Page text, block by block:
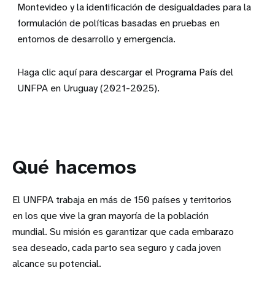
Montevideo y la identificación de desigualdades para la
formulación de políticas basadas en pruebas en
entornos de desarrollo y emergencia.
Haga clicaquípara descargar el Programa País del
UNFPA en Uruguay (2021-2025).
Qué hacemos
El UNFPA trabaja en más de 150 países y territorios
en los que vive la gran mayoría de la población
mundial. Su misión es garantizar que cada embarazo
sea deseado, cada parto sea seguro y cada joven
alcance su potencial.